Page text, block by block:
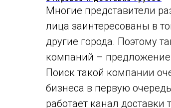
Многие представители
лица заинтересованы в
другие города. Поэтому
компаний – предложение
Поиск такой компании
бизнеса в первую
работает канал доставки